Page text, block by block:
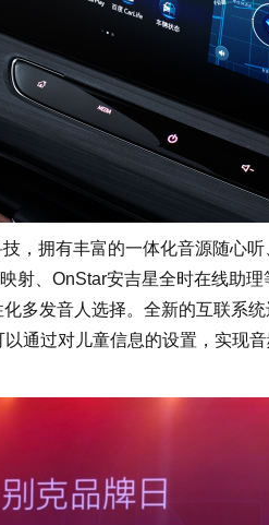
拥有丰富的一体化音源随心听
射、OnStar安吉星全时在线助
多发音人选择。全新的互联系
通过对儿童信息的设置，实现